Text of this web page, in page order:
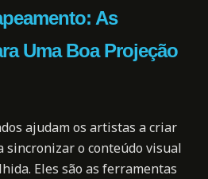
As
Uma Boa Projeção
ajudam os artistas a criar
sincronizar o conteúdo visual
Eles são as ferramentas